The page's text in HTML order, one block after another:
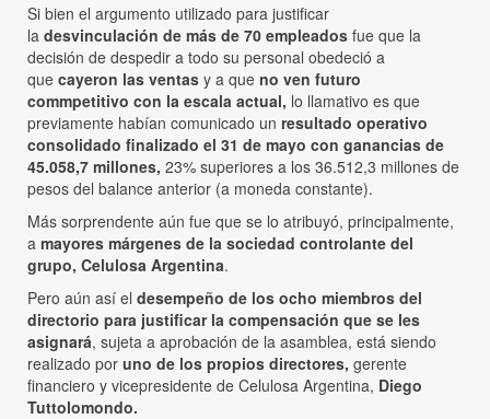
Si bien el argumento utilizado para justificar
la desvinculación de más de 70 empleados fue que la
decisión de despedir a todo su personal obedeció a
que cayeron las ventas y a que no ven futuro
commpetitivo con la escala actual, lo llamativo es que
previamente habían comunicado un resultado operativo
consolidado finalizado el 31 de mayo con ganancias de
45.058,7 millones, 23% superiores a los 36.512,3 millones de
pesos del balance anterior (a moneda constante).
Más sorprendente aún fue que se lo atribuyó, principalmente,
a mayores márgenes de la sociedad controlante del
grupo, Celulosa Argentina.
Pero aún así el desempeño de los ocho miembros del
directorio para justificar la compensación que se les
asignará, sujeta a aprobación de la asamblea, está siendo
realizado por uno de los propios directores, gerente
financiero y vicepresidente de Celulosa Argentina, Diego
Tuttolomondo.